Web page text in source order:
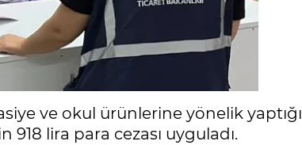
ve okul ürünlerine yönelik yaptığı
lira para cezası uyguladı.